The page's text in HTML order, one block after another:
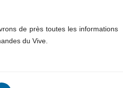
de près toutes les informations
du Vive.